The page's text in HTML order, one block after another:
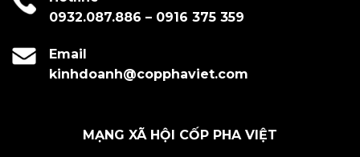
0932.087.886 – 0916 375 359
Email
kinhdoanh@copphaviet.com
MẠNG XÃ HỘI CỐP PHA VIỆT